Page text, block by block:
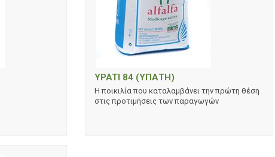
YPATI 84 (ΥΠΑΤΗ)
Η ποικιλία που καταλαμβάνει την πρώτη θέση
στις προτιμήσεις των παραγωγών